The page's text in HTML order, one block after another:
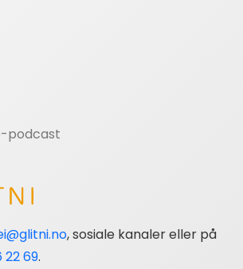
podcast
, sosiale kanaler eller på
22 69.